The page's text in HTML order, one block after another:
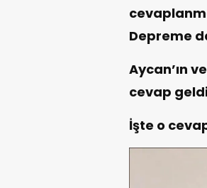
Depreme
Aycan’ın
cevap
İşte o